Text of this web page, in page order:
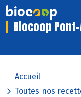
Biocoop
Accueil
Toutes nos